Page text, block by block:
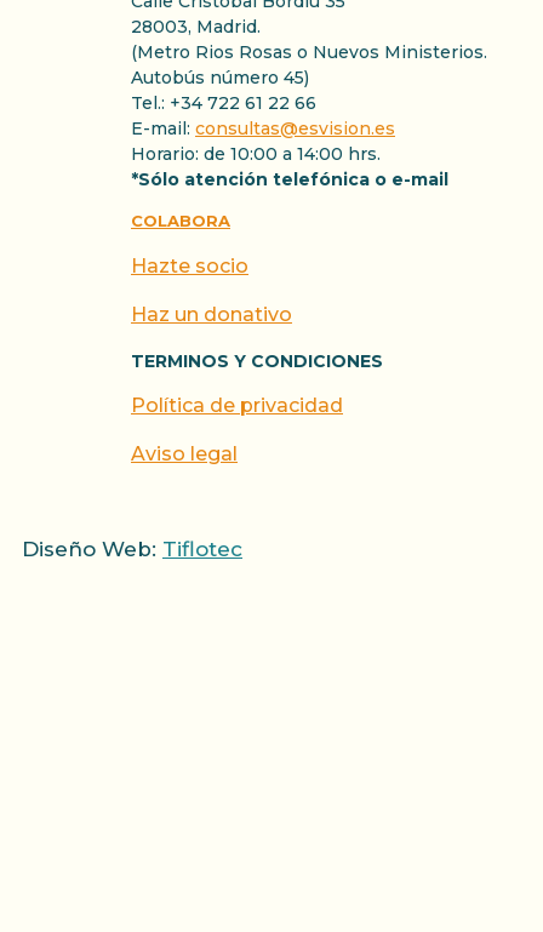
28003, Madrid.
(Metro Rios Rosas o Nuevos Ministerios.
Autobús número 45)
Tel.: +34 722 61 22 66
E-mail: consultas@esvision.es
Horario: de 10:00 a 14:00 hrs.
*Sólo atención telefónica o e-mail
COLABORA
Hazte socio
Haz un donativo
TERMINOS Y CONDICIONES
Política de privacidad
Aviso legal
Diseño Web: Tiflotec